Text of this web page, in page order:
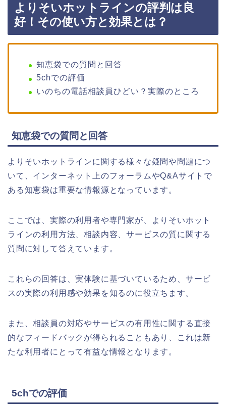
よりそいホットラインの評判は良
好！その使い方と効果とは？
知恵袋での質問と回答
5chでの評価
いのちの電話相談員ひどい？実際のところ
知恵袋での質問と回答
よりそいホットラインに関する様々な疑問や問題につ
いて、インターネット上のフォーラムやQ&Aサイトで
ある知恵袋は重要な情報源となっています。
ここでは、実際の利用者や専門家が、よりそいホット
ラインの利用方法、相談内容、サービスの質に関する
質問に対して答えています。
これらの回答は、実体験に基づいているため、サービ
スの実際の利用感や効果を知るのに役立ちます。
また、相談員の対応やサービスの有用性に関する直接
的なフィードバックが得られることもあり、これは新
たな利用者にとって有益な情報となります。
5chでの評価